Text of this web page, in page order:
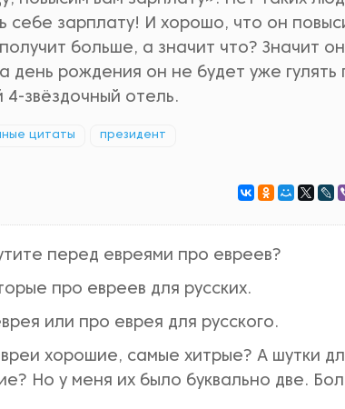
зарплату! И хорошо, что он
больше, а значит что? Значит он
день рождения он не будет уже гулять
звёздочный отель.
цитаты президент
перед евреями про евреев?
про евреев для русских.
или про еврея для русского.
хорошие, самые хитрые? А шутки
Но у меня их было буквально две.